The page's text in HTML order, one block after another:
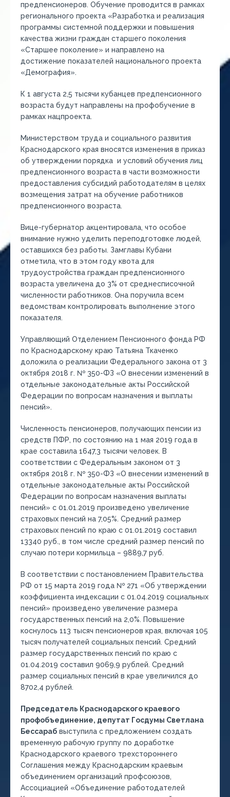
предпенсионеров. Обучение проводится в рамках
регионального проекта «Разработка и реализация
программы системной поддержки и повышения
качества жизни граждан старшего поколения
«Старшее поколение» и направлено на
достижение показателей национального проекта
«Демография».
К 1 августа 2,5 тысячи кубанцев предпенсионного
возраста будут направлены на профобучение в
рамках нацпроекта.
Министерством труда и социального развития
Краснодарского края вносятся изменения в приказ
об утверждении порядка и условий обучения лиц
предпенсионного возраста в части возможности
предоставления субсидий работодателям в целях
возмещения затрат на обучение работников
предпенсионного возраста.
Вице-губернатор акцентировала, что особое
внимание нужно уделить переподготовке людей,
оставшихся без работы. Замглавы Кубани
отметила, что в этом году квота для
трудоустройства граждан предпенсионного
возраста увеличена до 3% от среднесписочной
численности работников. Она поручила всем
ведомствам контролировать выполнение этого
показателя.
Управляющий Отделением Пенсионного фонда РФ
по Краснодарскому краю Татьяна Ткаченко
доложила о реализации Федерального закона от 3
октября 2018 г. № 350-ФЗ «О внесении изменений в
отдельные законодательные акты Российской
Федерации по вопросам назначения и выплаты
пенсий».
Численность пенсионеров, получающих пенсии из
средств ПФР, по состоянию на 1 мая 2019 года в
крае составила 1647,3 тысячи человек. В
соответствии с Федеральным законом от 3
октября 2018 г. № 350-ФЗ «О внесении изменений в
отдельные законодательные акты Российской
Федерации по вопросам назначения выплаты
пенсий» с 01.01.2019 произведено увеличение
страховых пенсий на 7,05%. Средний размер
страховых пенсий по краю с 01.01.2019 составил
13340 руб., в том числе средний размер пенсий по
случаю потери кормильца – 9889,7 руб.
В соответствии с постановлением Правительства
РФ от 15 марта 2019 года № 271 «Об утверждении
коэффициента индексации с 01.04.2019 социальных
пенсий» произведено увеличение размера
государственных пенсий на 2,0%. Повышение
коснулось 113 тысяч пенсионеров края, включая 105
тысяч получателей социальных пенсий. Средний
размер государственных пенсий по краю с
01.04.2019 составил 9069,9 рублей. Средний
размер социальных пенсий в крае увеличился до
8702,4 рублей.
Председатель Краснодарского краевого
профобъединение, депутат Госдумы Светлана
Бессараб выступила с предложением создать
временную рабочую группу по доработке
Краснодарского краевого трехстороннего
Соглашения между Краснодарским краевым
объединением организаций профсоюзов,
Ассоциацией «Объединение работодателей